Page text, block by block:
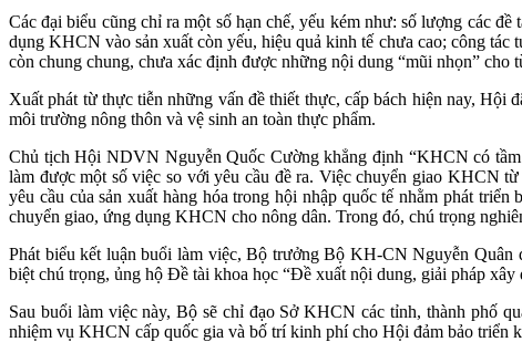
Các đại biểu cũng chỉ ra một số hạn chế, yếu kém như: số lượng các
dụng KHCN vào sản xuất còn yếu, hiệu quả kinh tế chưa cao; công
còn chung chung, chưa xác định được những nội dung “mũi nhọn”
Xuất phát từ thực tiễn những vấn đề thiết thực, cấp bách hiện nay,
môi trường nông thôn và vệ sinh an toàn thực phẩm.
Chủ tịch Hội NDVN Nguyễn Quốc Cường khẳng định “KHCN có
làm được một số việc so với yêu cầu đề ra. Việc chuyển giao KHCN
yêu cầu của sản xuất hàng hóa trong hội nhập quốc tế nhằm phát
chuyển giao, ứng dụng KHCN cho nông dân. Trong đó, chú trọng
Phát biểu kết luận buổi làm việc, Bộ trưởng Bộ KH-CN Nguyễn
biệt chú trọng, ủng hộ Đề tài khoa học “Đề xuất nội dung, giải pháp
Sau buổi làm việc này, Bộ sẽ chỉ đạo Sở KHCN các tỉnh, thành phố
nhiệm vụ KHCN cấp quốc gia và bố trí kinh phí cho Hội đảm bảo triển